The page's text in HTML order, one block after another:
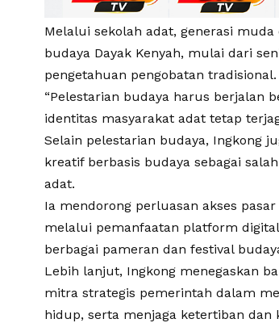
Melalui sekolah adat, generasi
budaya Dayak Kenyah, mulai dari
pengetahuan pengobatan tradisional.
“Pelestarian budaya harus berjalan
identitas masyarakat adat tetap
Selain pelestarian budaya, Ingkong
kreatif berbasis budaya sebagai
adat.
Ia mendorong perluasan akses
melalui pemanfaatan platform
berbagai pameran dan festival
Lebih lanjut, Ingkong menegaskan
mitra strategis pemerintah dalam
hidup, serta menjaga ketertiban dan